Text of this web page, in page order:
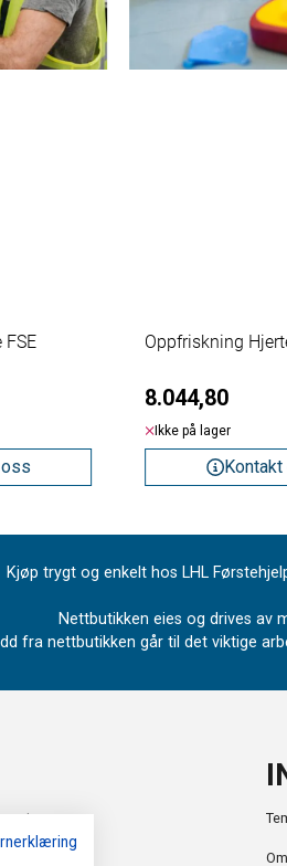
FSE
Oppfriskning
8.044,80
Ikke på lager
Kjøp trygt og enkelt hos LHL
Nettbutikken eies og drives av
fra nettbutikken går til det viktige
retur